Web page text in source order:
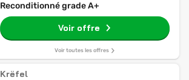
Reconditionné grade A+
Voir offre
Voir toutes les offres
Krëfel